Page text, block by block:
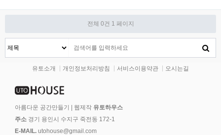
전체 0건 1 페이지
유토소개 개인정보처리방침 서비스이용약관 오시는길
아름다운 공간만들기 | 웹제작 유토하우스
주소 경기 용인시 수지구 죽전동 172-1
E-MAIL. utohouse@gmail.com